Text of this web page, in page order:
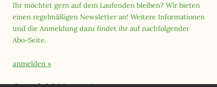
Ihr möchtet gern auf dem Laufenden bleiben? Wir bieten
einen regelmäßigen Newsletter an! Weitere Informationen
und die Anmeldung dazu findet ihr auf nachfolgender
Abo-Seite.
anmelden